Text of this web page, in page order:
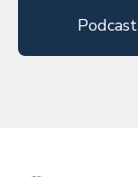
Podcast